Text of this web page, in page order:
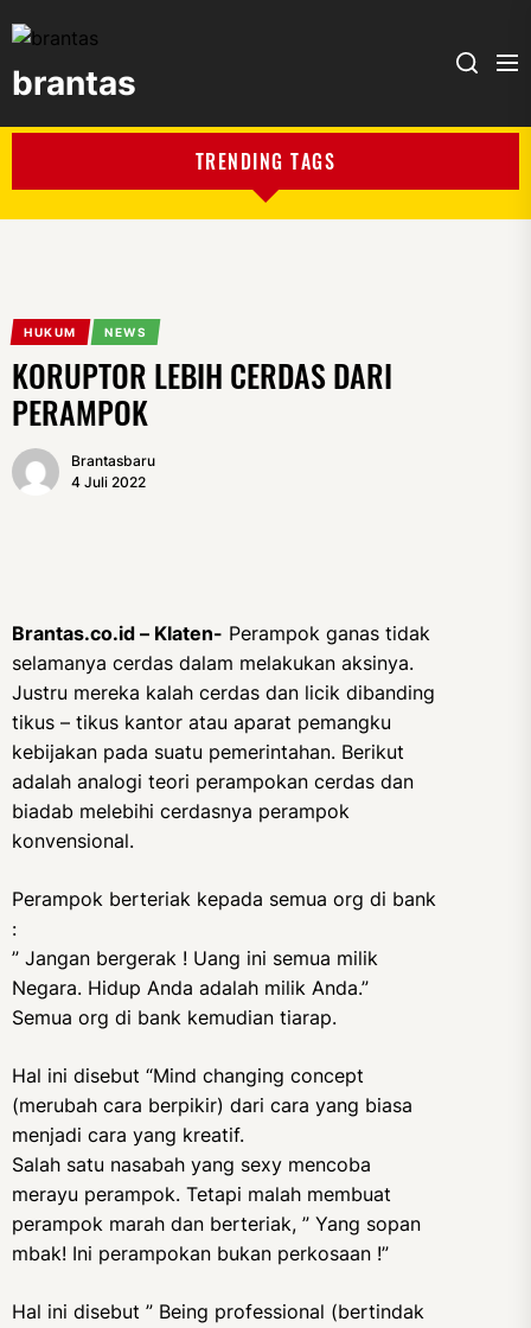
brantas
TRENDING TAGS
HUKUM NEWS
KORUPTOR LEBIH CERDAS DARI
PERAMPOK
Brantasbaru
4 Juli 2022
Brantas.co.id – Klaten- Perampok ganas tidak
selamanya cerdas dalam melakukan aksinya.
Justru mereka kalah cerdas dan licik dibanding
tikus – tikus kantor atau aparat pemangku
kebijakan pada suatu pemerintahan. Berikut
adalah analogi teori perampokan cerdas dan
biadab melebihi cerdasnya perampok
konvensional.
Perampok berteriak kepada semua org di bank
:
” Jangan bergerak ! Uang ini semua milik
Negara. Hidup Anda adalah milik Anda.”
Semua org di bank kemudian tiarap.
Hal ini disebut “Mind changing concept
(merubah cara berpikir) dari cara yang biasa
menjadi cara yang kreatif.
Salah satu nasabah yang sexy mencoba
merayu perampok. Tetapi malah membuat
perampok marah dan berteriak, ” Yang sopan
mbak! Ini perampokan bukan perkosaan !”
Hal ini disebut ” Being professional (bertindak